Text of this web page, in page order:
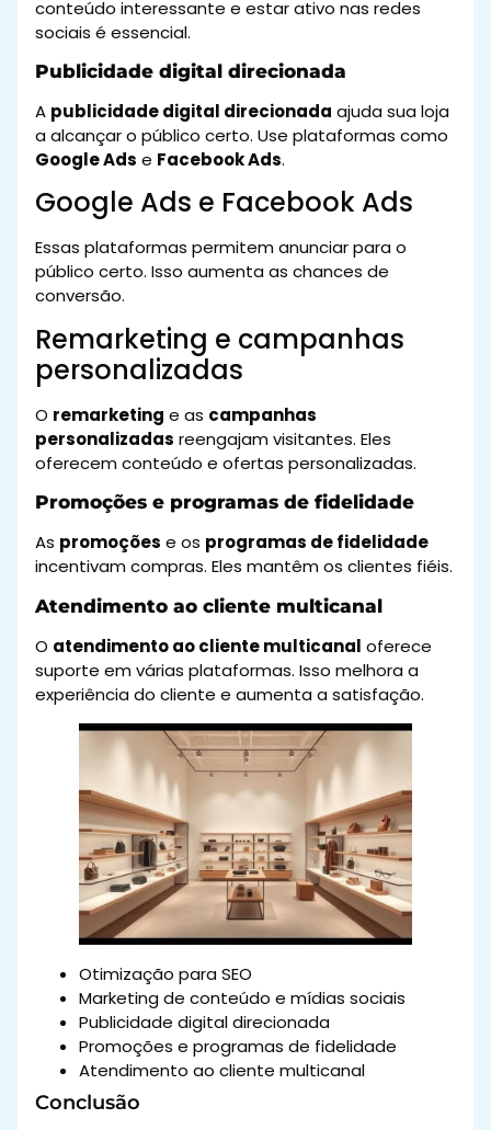
conteúdo interessante e estar ativo nas redes
sociais é essencial.
Publicidade digital direcionada
A publicidade digital direcionada ajuda sua loja
a alcançar o público certo. Use plataformas como
Google Ads e Facebook Ads.
Google Ads e Facebook Ads
Essas plataformas permitem anunciar para o
público certo. Isso aumenta as chances de
conversão.
Remarketing e campanhas
personalizadas
O remarketing e as campanhas
personalizadas reengajam visitantes. Eles
oferecem conteúdo e ofertas personalizadas.
Promoções e programas de fidelidade
As promoções e os programas de fidelidade
incentivam compras. Eles mantêm os clientes fiéis.
Atendimento ao cliente multicanal
O atendimento ao cliente multicanal oferece
suporte em várias plataformas. Isso melhora a
experiência do cliente e aumenta a satisfação.
Otimização para SEO
Marketing de conteúdo e mídias sociais
Publicidade digital direcionada
Promoções e programas de fidelidade
Atendimento ao cliente multicanal
Conclusão